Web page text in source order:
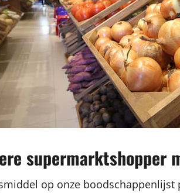
supermarktshopper
op onze